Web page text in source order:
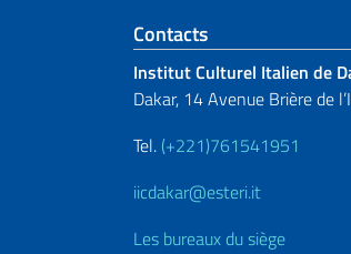
Section de
Contacts
Institut Culturel Italien de
Dakar, 14 Avenue Brière de
Tel. (+221)761541951
iicdakar@esteri.it
Les bureaux du siège